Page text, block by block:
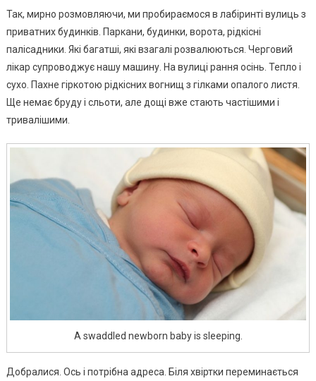
Так, мирно розмовляючи, ми пробираємося в лабіринті вулиць з
приватних будинків. Паркани, будинки, ворота, рідкісні
палісадники. Які багатші, які взагалі розвалюються. Черговий
лікар супроводжує нашу машину. На вулиці рання осінь. Тепло і
сухо. Пахне гіркотою рідкісних вогнищ з гілками опалого листя.
Ще немає бруду і сльоти, але дощі вже стають частішими і
тривалішими.
A swaddled newborn baby is sleeping.
Добралися. Ось і потрібна адреса. Біля хвіртки переминається